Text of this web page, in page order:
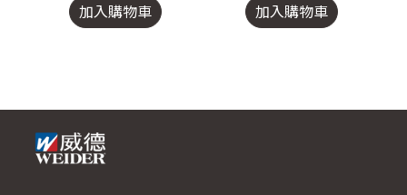
加入購物車
加入購物車